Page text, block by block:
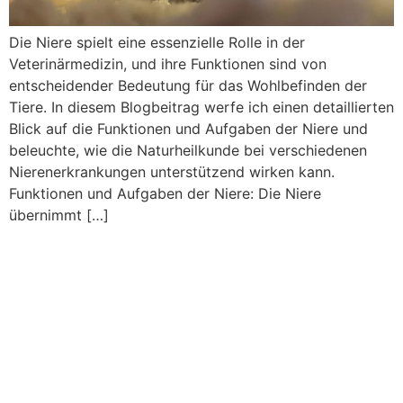
Die Niere spielt eine essenzielle Rolle in der
Veterinärmedizin, und ihre Funktionen sind von
entscheidender Bedeutung für das Wohlbefinden der
Tiere. In diesem Blogbeitrag werfe ich einen detaillierten
Blick auf die Funktionen und Aufgaben der Niere und
beleuchte, wie die Naturheilkunde bei verschiedenen
Nierenerkrankungen unterstützend wirken kann.
Funktionen und Aufgaben der Niere: Die Niere
übernimmt […]